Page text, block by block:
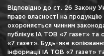
Відповідно до ст. 26 Закону
право власності на
охороняється чинним
публікує ІА ТОВ «7 газет» та
«7 газет». Будь-яке
інформації ІА ТОВ «7 газет»